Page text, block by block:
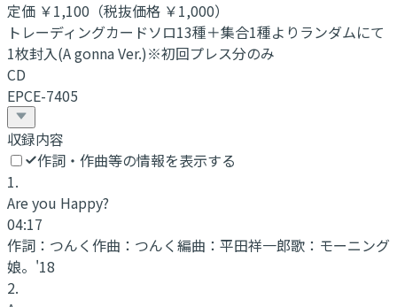
定価 ￥1,100 （税抜価格 ￥1,000）
トレーディングカードソロ13種＋集合1種よりランダムにて
1枚封入(A gonna Ver.)※初回プレス分のみ
CD
EPCE-7405
収録内容
作詞・作曲等の情報を表示する
1.
Are you Happy?
04:17
作詞： つんく作曲： つんく編曲： 平田祥一郎歌： モーニング
娘。'18
2.